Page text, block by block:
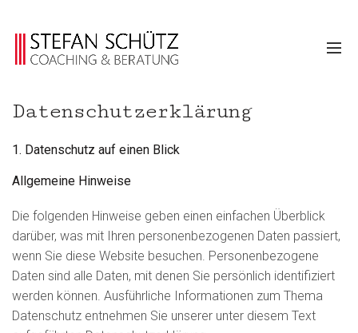
Datenschutz­erklärung
1. Datenschutz auf einen Blick
Allgemeine Hinweise
Die folgenden Hinweise geben einen einfachen Überblick
darüber, was mit Ihren personenbezogenen Daten passiert,
wenn Sie diese Website besuchen. Personenbezogene
Daten sind alle Daten, mit denen Sie persönlich identifiziert
werden können. Ausführliche Informationen zum Thema
Datenschutz entnehmen Sie unserer unter diesem Text